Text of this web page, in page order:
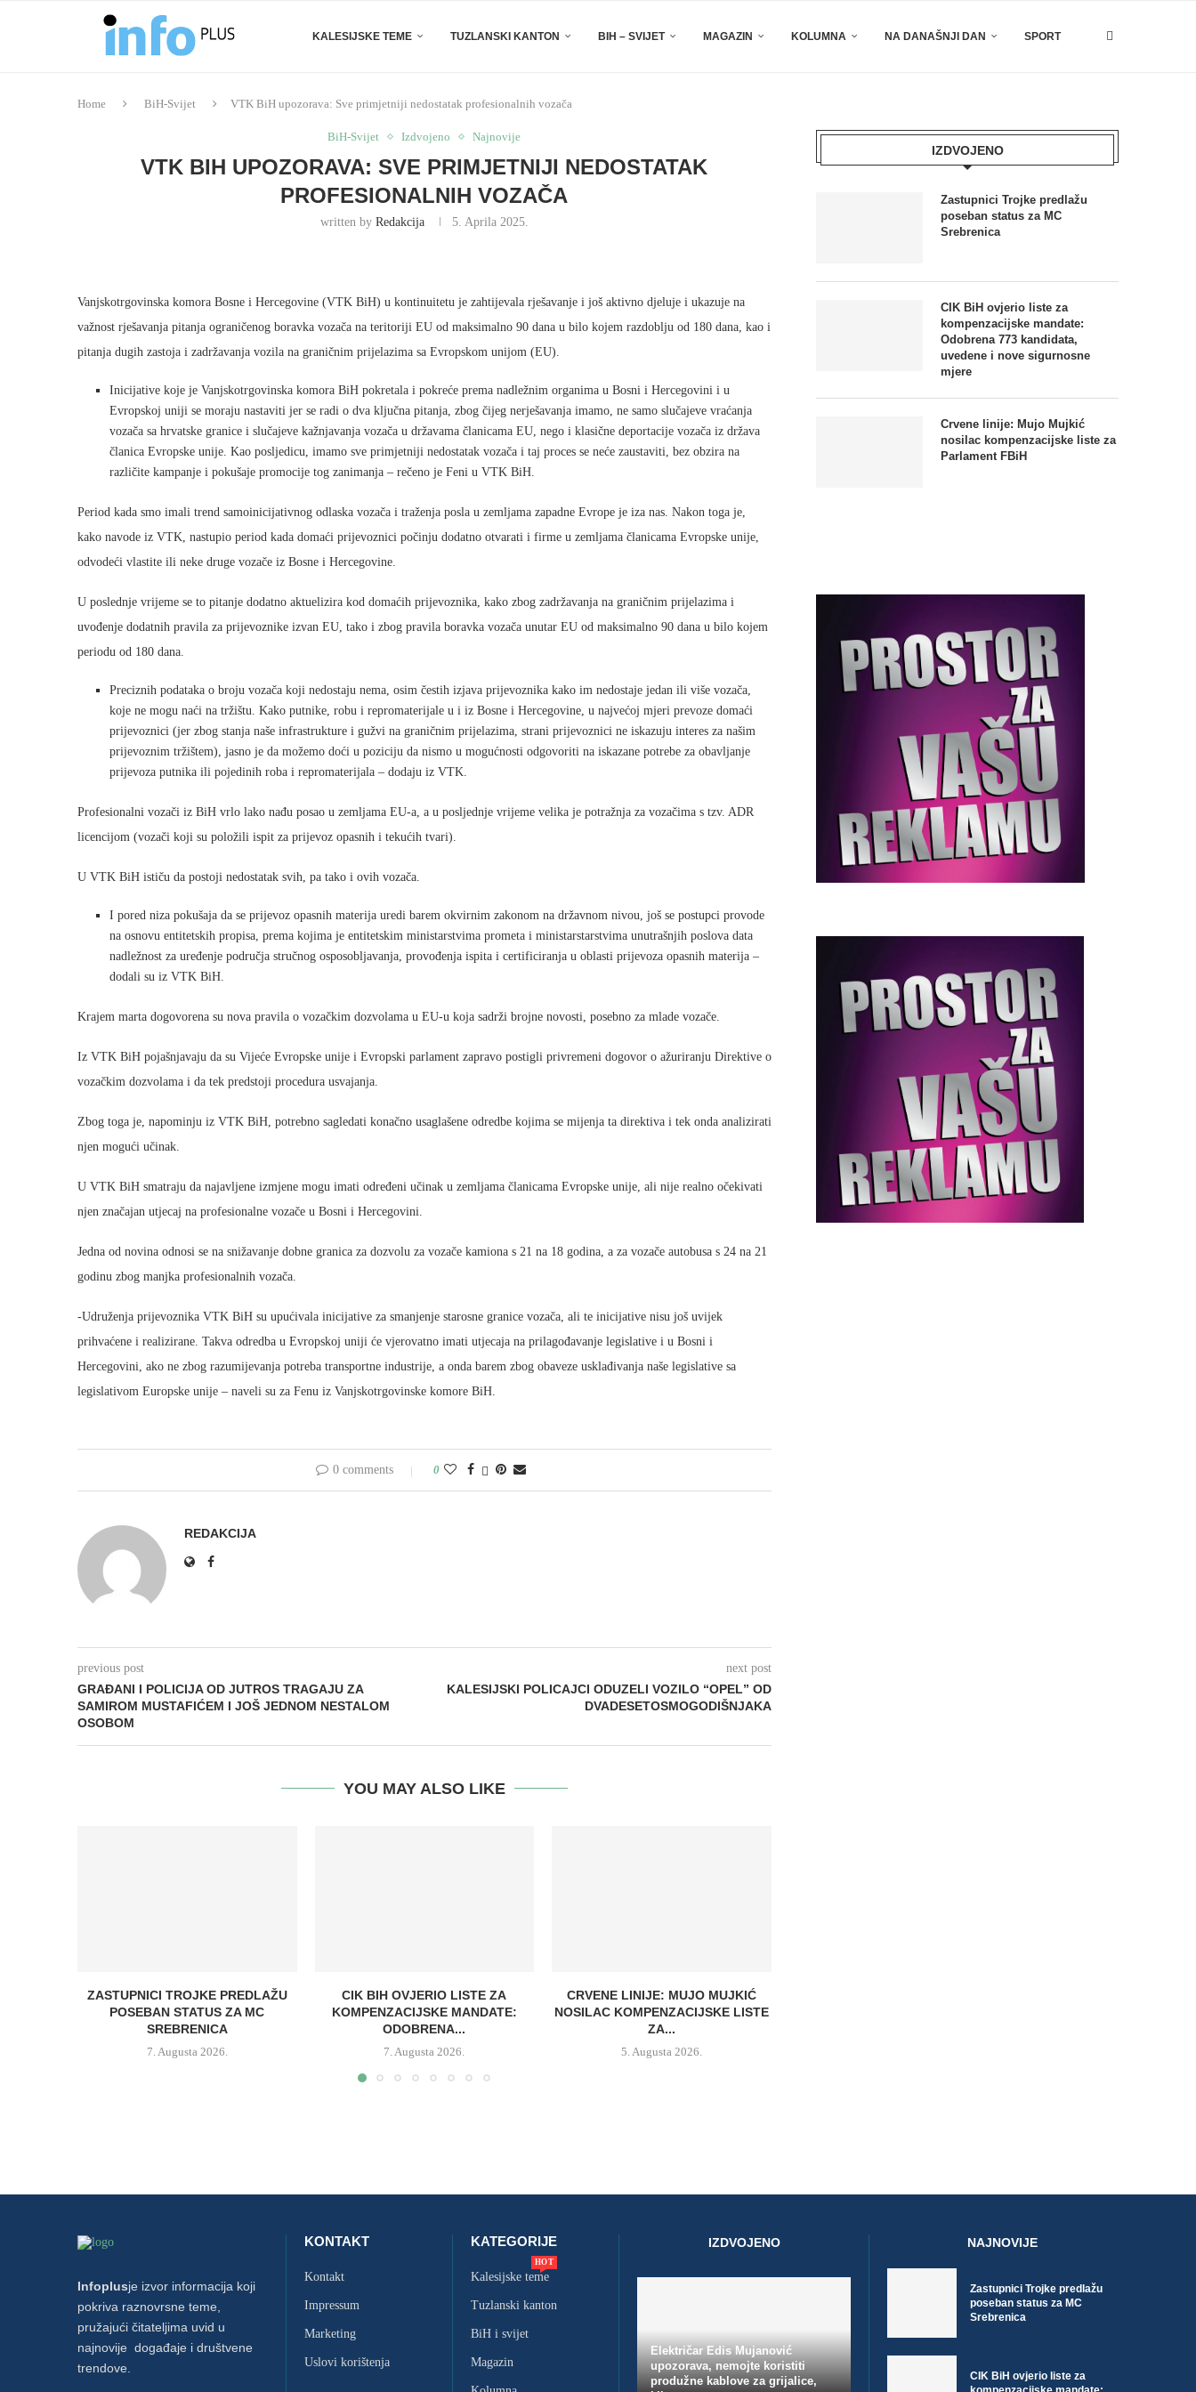
KALESIJSKE TEME TUZLANSKI KANTON BIH – SVIJET MAGAZIN KOLUMNA NA DANAŠNJI DAN SPORT
Home BiH-Svijet VTK BiH upozorava: Sve primjetniji nedostatak profesionalnih vozača
BiH-Svijet Izdvojeno Najnovije
VTK BIH UPOZORAVA: SVE PRIMJETNIJI NEDOSTATAK
PROFESIONALNIH VOZAČA
written by Redakcija 5. Aprila 2025.
Vanjskotrgovinska komora Bosne i Hercegovine (VTK BiH) u kontinuitetu je zahtijevala rješavanje i još aktivno djeluje i ukazuje na
važnost rješavanja pitanja ograničenog boravka vozača na teritoriji EU od maksimalno 90 dana u bilo kojem razdoblju od 180 dana, kao i
pitanja dugih zastoja i zadržavanja vozila na graničnim prijelazima sa Evropskom unijom (EU).
Inicijative koje je Vanjskotrgovinska komora BiH pokretala i pokreće prema nadležnim organima u Bosni i Hercegovini i u
Evropskoj uniji se moraju nastaviti jer se radi o dva ključna pitanja, zbog čijeg nerješavanja imamo, ne samo slučajeve vraćanja
vozača sa hrvatske granice i slučajeve kažnjavanja vozača u državama članicama EU, nego i klasične deportacije vozača iz država
članica Evropske unije. Kao posljedicu, imamo sve primjetniji nedostatak vozača i taj proces se neće zaustaviti, bez obzira na
različite kampanje i pokušaje promocije tog zanimanja – rečeno je Feni u VTK BiH.
Period kada smo imali trend samoinicijativnog odlaska vozača i traženja posla u zemljama zapadne Evrope je iza nas. Nakon toga je,
kako navode iz VTK, nastupio period kada domaći prijevoznici počinju dodatno otvarati i firme u zemljama članicama Evropske unije,
odvodeći vlastite ili neke druge vozače iz Bosne i Hercegovine.
U poslednje vrijeme se to pitanje dodatno aktuelizira kod domaćih prijevoznika, kako zbog zadržavanja na graničnim prijelazima i
uvođenje dodatnih pravila za prijevoznike izvan EU, tako i zbog pravila boravka vozača unutar EU od maksimalno 90 dana u bilo kojem
periodu od 180 dana.
Preciznih podataka o broju vozača koji nedostaju nema, osim čestih izjava prijevoznika kako im nedostaje jedan ili više vozača,
koje ne mogu naći na tržištu. Kako putnike, robu i repromaterijale u i iz Bosne i Hercegovine, u najvećoj mjeri prevoze domaći
prijevoznici (jer zbog stanja naše infrastrukture i gužvi na graničnim prijelazima, strani prijevoznici ne iskazuju interes za našim
prijevoznim tržištem), jasno je da možemo doći u poziciju da nismo u mogućnosti odgovoriti na iskazane potrebe za obavljanje
prijevoza putnika ili pojedinih roba i repromaterijala – dodaju iz VTK.
Profesionalni vozači iz BiH vrlo lako nađu posao u zemljama EU-a, a u posljednje vrijeme velika je potražnja za vozačima s tzv. ADR
licencijom (vozači koji su položili ispit za prijevoz opasnih i tekućih tvari).
U VTK BiH ističu da postoji nedostatak svih, pa tako i ovih vozača.
I pored niza pokušaja da se prijevoz opasnih materija uredi barem okvirnim zakonom na državnom nivou, još se postupci provode
na osnovu entitetskih propisa, prema kojima je entitetskim ministarstvima prometa i ministarstarstvima unutrašnjih poslova data
nadležnost za uređenje područja stručnog osposobljavanja, provođenja ispita i certificiranja u oblasti prijevoza opasnih materija –
dodali su iz VTK BiH.
Krajem marta dogovorena su nova pravila o vozačkim dozvolama u EU-u koja sadrži brojne novosti, posebno za mlade vozače.
Iz VTK BiH pojašnjavaju da su Vijeće Evropske unije i Evropski parlament zapravo postigli privremeni dogovor o ažuriranju Direktive o
vozačkim dozvolama i da tek predstoji procedura usvajanja.
Zbog toga je, napominju iz VTK BiH, potrebno sagledati konačno usaglašene odredbe kojima se mijenja ta direktiva i tek onda analizirati
njen mogući učinak.
U VTK BiH smatraju da najavljene izmjene mogu imati određeni učinak u zemljama članicama Evropske unije, ali nije realno očekivati
njen značajan utjecaj na profesionalne vozače u Bosni i Hercegovini.
Jedna od novina odnosi se na snižavanje dobne granica za dozvolu za vozače kamiona s 21 na 18 godina, a za vozače autobusa s 24 na 21
godinu zbog manjka profesionalnih vozača.
-Udruženja prijevoznika VTK BiH su upućivala inicijative za smanjenje starosne granice vozača, ali te inicijative nisu još uvijek
prihvaćene i realizirane. Takva odredba u Evropskoj uniji će vjerovatno imati utjecaja na prilagođavanje legislative i u Bosni i
Hercegovini, ako ne zbog razumijevanja potreba transportne industrije, a onda barem zbog obaveze usklađivanja naše legislative sa
legislativom Europske unije – naveli su za Fenu iz Vanjskotrgovinske komore BiH.
0 comments 0
REDAKCIJA
previous post
GRAĐANI I POLICIJA OD JUTROS TRAGAJU ZA
SAMIROM MUSTAFIĆEM I JOŠ JEDNOM NESTALOM
OSOBOM
next post
KALESIJSKI POLICAJCI ODUZELI VOZILO “OPEL” OD
DVADESETOSMOGODIŠNJAKA
YOU MAY ALSO LIKE
ZASTUPNICI TROJKE PREDLAŽU
POSEBAN STATUS ZA MC
SREBRENICA
7. Augusta 2026.
CIK BIH OVJERIO LISTE ZA
KOMPENZACIJSKE MANDATE:
ODOBRENA...
7. Augusta 2026.
CRVENE LINIJE: MUJO MUJKIĆ
NOSILAC KOMPENZACIJSKE LISTE
ZA...
5. Augusta 2026.
IZDVOJENO
Zastupnici Trojke predlažu
poseban status za MC
Srebrenica
CIK BiH ovjerio liste za
kompenzacijske mandate:
Odobrena 773 kandidata,
uvedene i nove sigurnosne
mjere
Crvene linije: Mujo Mujkić
nosilac kompenzacijske liste za
Parlament FBiH
Infoplusje izvor informacija koji
pokriva raznovrsne teme,
pružajući čitateljima uvid u
najnovije događaje i društvene
trendove.
KONTAKT
Kontakt
Impressum
Marketing
Uslovi korištenja
KATEGORIJE
Kalesijske teme
HOT
Tuzlanski kanton
BiH i svijet
Magazin
IZDVOJENO
Električar Edis Mujanović
upozorava, nemojte koristiti
produžne kablove za grijalice,
NAJNOVIJE
Zastupnici Trojke predlažu
poseban status za MC
Srebrenica
CIK BiH ovjerio liste za